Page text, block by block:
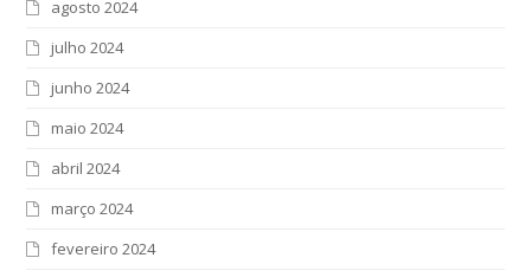
agosto 2024
julho 2024
junho 2024
maio 2024
abril 2024
março 2024
fevereiro 2024